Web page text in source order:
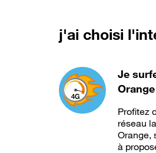
j'ai choisi
Je
Orange
Profitez
réseau
Orange,
à